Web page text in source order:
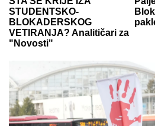
STUDENTSKO-
BLOKADERSKOG
VETIRANJA? Analitičari za
"Novosti"